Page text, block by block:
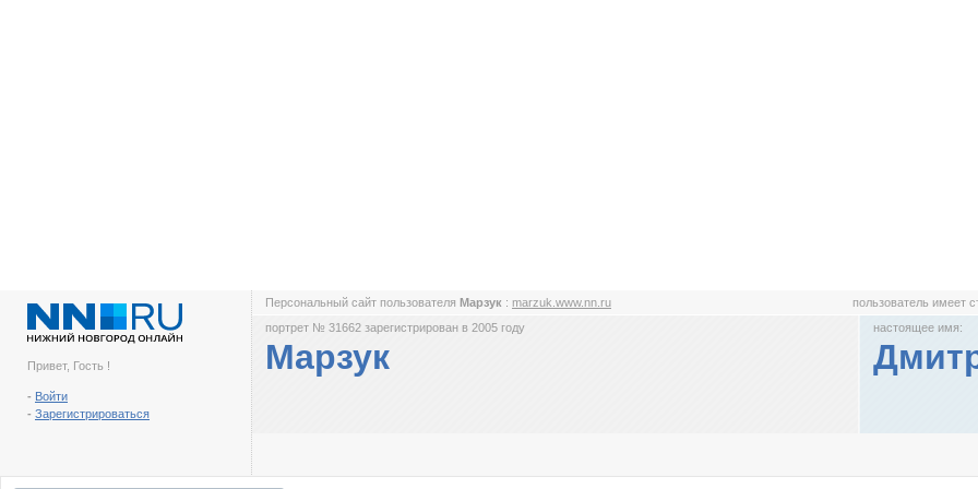
Привет, Гость !
- Войти
- Зарегистрироваться
Персональный сайт пользователя Марзук : marzuk.www.nn.ru пользователь имеет
портрет № 31662 зарегистрирован в 2005 году
Марзук
настоящее имя: